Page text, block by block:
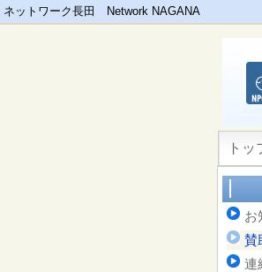
ネットワーク長田 Network NAGANA
トッ
お
賛
連